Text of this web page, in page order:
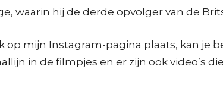
waarin hij de derde opvolger van de
ik op mijn Instagram-pagina plaats, kan
in de filmpjes en er zijn ook video’s